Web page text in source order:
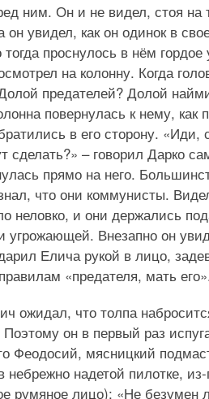
ним. Он и не видел, стоя на
увидел, как он одинок в
проснулось в нём
на колонну. Когда
предателей? Долой
повернулась к нему, как
в его сторону.
сделать?» – говорил Дарко
прямо на него.
что они коммунисты.
неловко, и они держались
угрожающей. Внезапно он
Елича рукой в лицо,
«предателя, мать
ожидал, что толпа
Поэтому он в первый раз
Феодосий, мясницкий
небрежно надетой пилотке,
румяное лицо): «Не безумен